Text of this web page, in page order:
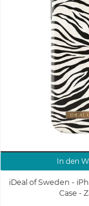
In den
iDeal of Sweden -
Case -